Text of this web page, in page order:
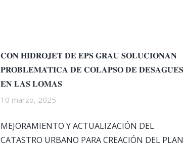
𝐂𝐎𝐍 𝐇𝐈𝐃𝐑𝐎𝐉𝐄𝐓 𝐃𝐄 𝐄𝐏𝐒 𝐆𝐑𝐀𝐔 𝐒𝐎𝐋𝐔𝐂𝐈𝐎𝐍𝐀𝐍
𝐏𝐑𝐎𝐁𝐋𝐄𝐌𝐀́𝐓𝐈𝐂𝐀 𝐃𝐄 𝐂𝐎𝐋𝐀𝐏𝐒𝐎 𝐃𝐄 𝐃𝐄𝐒𝐀𝐆𝐔̈𝐄𝐒
𝐄𝐍 𝐋𝐀𝐒 𝐋𝐎𝐌𝐀𝐒
10 marzo, 2025
MEJORAMIENTO Y ACTUALIZACIÓN DEL
CATASTRO URBANO PARA CREACIÓN DEL PLAN